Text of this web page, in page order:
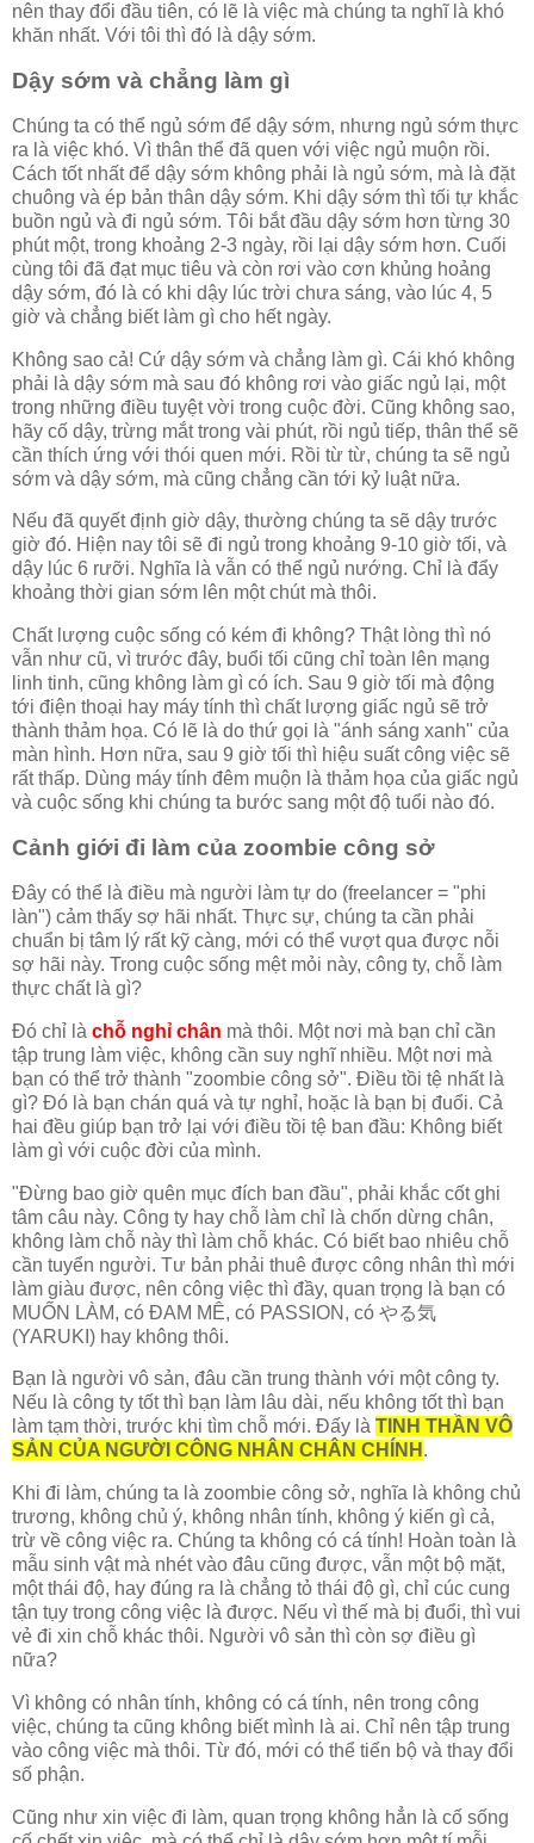
nên thay đổi đầu tiên, có lẽ là việc mà chúng ta nghĩ là khó
khăn nhất. Với tôi thì đó là dậy sớm.
Dậy sớm và chẳng làm gì
Chúng ta có thể ngủ sớm để dậy sớm, nhưng ngủ sớm thực
ra là việc khó. Vì thân thể đã quen với việc ngủ muộn rồi.
Cách tốt nhất để dậy sớm không phải là ngủ sớm, mà là đặt
chuông và ép bản thân dậy sớm. Khi dậy sớm thì tối tự khắc
buồn ngủ và đi ngủ sớm. Tôi bắt đầu dậy sớm hơn từng 30
phút một, trong khoảng 2-3 ngày, rồi lại dậy sớm hơn. Cuối
cùng tôi đã đạt mục tiêu và còn rơi vào cơn khủng hoảng
dậy sớm, đó là có khi dậy lúc trời chưa sáng, vào lúc 4, 5
giờ và chẳng biết làm gì cho hết ngày.
Không sao cả! Cứ dậy sớm và chẳng làm gì. Cái khó không
phải là dậy sớm mà sau đó không rơi vào giấc ngủ lại, một
trong những điều tuyệt vời trong cuộc đời. Cũng không sao,
hãy cố dậy, trừng mắt trong vài phút, rồi ngủ tiếp, thân thể sẽ
cần thích ứng với thói quen mới. Rồi từ từ, chúng ta sẽ ngủ
sớm và dậy sớm, mà cũng chẳng cần tới kỷ luật nữa.
Nếu đã quyết định giờ dậy, thường chúng ta sẽ dậy trước
giờ đó. Hiện nay tôi sẽ đi ngủ trong khoảng 9-10 giờ tối, và
dậy lúc 6 rưỡi. Nghĩa là vẫn có thể ngủ nướng. Chỉ là đẩy
khoảng thời gian sớm lên một chút mà thôi.
Chất lượng cuộc sống có kém đi không? Thật lòng thì nó
vẫn như cũ, vì trước đây, buổi tối cũng chỉ toàn lên mạng
linh tinh, cũng không làm gì có ích. Sau 9 giờ tối mà động
tới điện thoại hay máy tính thì chất lượng giấc ngủ sẽ trở
thành thảm họa. Có lẽ là do thứ gọi là "ánh sáng xanh" của
màn hình. Hơn nữa, sau 9 giờ tối thì hiệu suất công việc sẽ
rất thấp. Dùng máy tính đêm muộn là thảm họa của giấc ngủ
và cuộc sống khi chúng ta bước sang một độ tuổi nào đó.
Cảnh giới đi làm của zoombie công sở
Đây có thể là điều mà người làm tự do (freelancer = "phi
làn") cảm thấy sợ hãi nhất. Thực sự, chúng ta cần phải
chuẩn bị tâm lý rất kỹ càng, mới có thể vượt qua được nỗi
sợ hãi này. Trong cuộc sống mệt mỏi này, công ty, chỗ làm
thực chất là gì?
Đó chỉ là chỗ nghỉ chân mà thôi. Một nơi mà bạn chỉ cần
tập trung làm việc, không cần suy nghĩ nhiều. Một nơi mà
bạn có thể trở thành "zoombie công sở". Điều tồi tệ nhất là
gì? Đó là bạn chán quá và tự nghỉ, hoặc là bạn bị đuổi. Cả
hai đều giúp bạn trở lại với điều tồi tệ ban đầu: Không biết
làm gì với cuộc đời của mình.
"Đừng bao giờ quên mục đích ban đầu", phải khắc cốt ghi
tâm câu này. Công ty hay chỗ làm chỉ là chốn dừng chân,
không làm chỗ này thì làm chỗ khác. Có biết bao nhiêu chỗ
cần tuyển người. Tư bản phải thuê được công nhân thì mới
làm giàu được, nên công việc thì đầy, quan trọng là bạn có
MUỐN LÀM, có ĐAM MÊ, có PASSION, có やる気
(YARUKI) hay không thôi.
Bạn là người vô sản, đâu cần trung thành với một công ty.
Nếu là công ty tốt thì bạn làm lâu dài, nếu không tốt thì bạn
làm tạm thời, trước khi tìm chỗ mới. Đấy là TINH THẦN VÔ
SẢN CỦA NGƯỜI CÔNG NHÂN CHÂN CHÍNH .
Khi đi làm, chúng ta là zoombie công sở, nghĩa là không chủ
trương, không chủ ý, không nhân tính, không ý kiến gì cả,
trừ về công việc ra. Chúng ta không có cá tính! Hoàn toàn là
mẫu sinh vật mà nhét vào đâu cũng được, vẫn một bộ mặt,
một thái độ, hay đúng ra là chẳng tỏ thái độ gì, chỉ cúc cung
tận tụy trong công việc là được. Nếu vì thế mà bị đuổi, thì vui
vẻ đi xin chỗ khác thôi. Người vô sản thì còn sợ điều gì
nữa?
Vì không có nhân tính, không có cá tính, nên trong công
việc, chúng ta cũng không biết mình là ai. Chỉ nên tập trung
vào công việc mà thôi. Từ đó, mới có thể tiến bộ và thay đổi
số phận.
Cũng như xin việc đi làm, quan trọng không hẳn là cố sống